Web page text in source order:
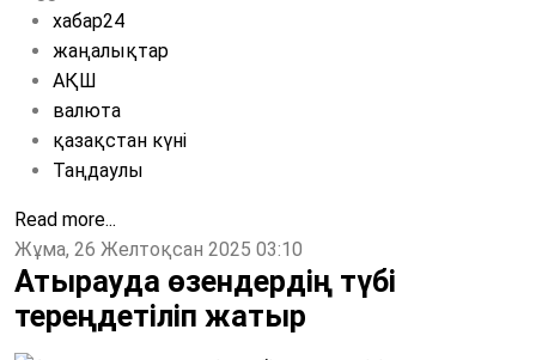
хабар24
жаңалықтар
АҚШ
валюта
қазақстан күні
Таңдаулы
Read more...
Жұма, 26 Желтоқсан 2025 03:10
Атырауда өзендердің түбі
тереңдетіліп жатыр